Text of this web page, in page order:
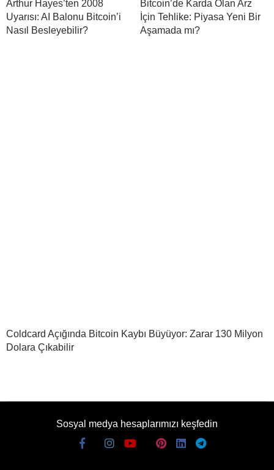
Arthur Hayes’ten 2008
Uyarısı: AI Balonu Bitcoin’i
Nasıl Besleyebilir?
Bitcoin’de Karda Olan Arz
İçin Tehlike: Piyasa Yeni Bir
Aşamada mı?
Coldcard Açığında Bitcoin Kaybı Büyüyor: Zarar 130 Milyon
Dolara Çıkabilir
Sosyal medya hesaplarımızı keşfedin